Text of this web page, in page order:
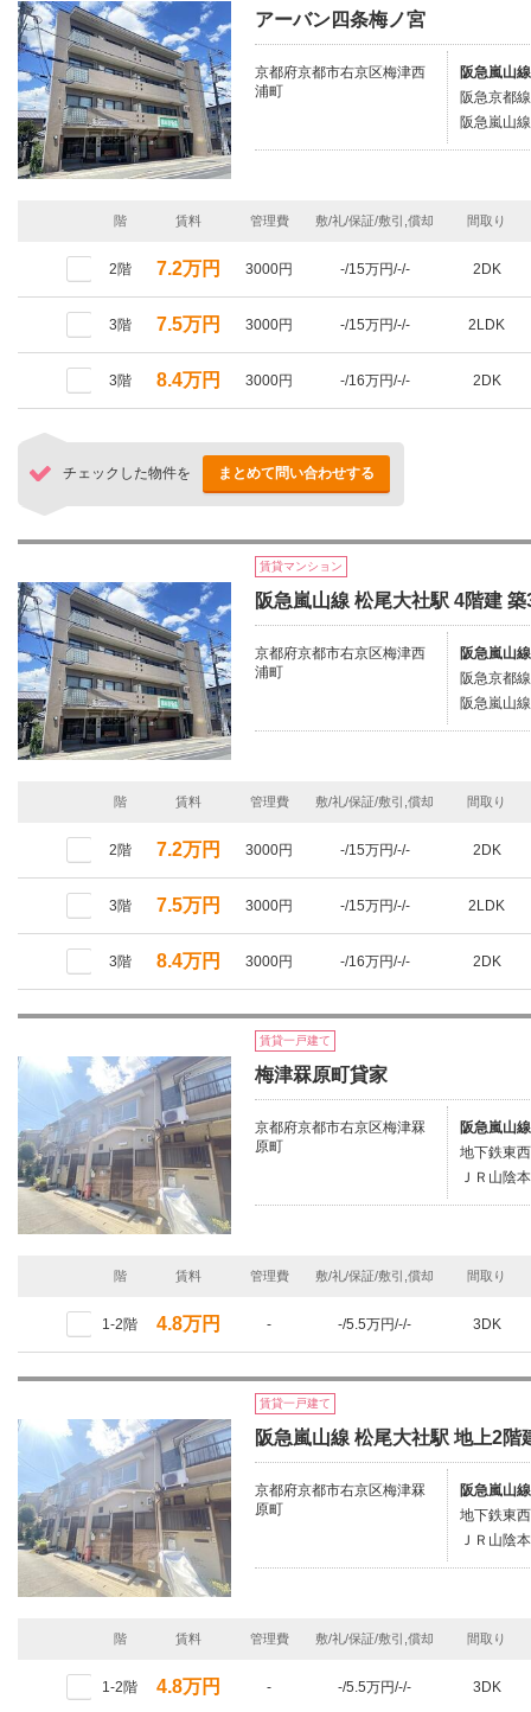
アーバン四条梅ノ宮
京都府京都市右京区梅津西
浦町
阪急嵐山
阪急京都
阪急嵐山
階 賃料 管理費 敷/礼/保証/敷引,償却 間取り
2階 7.2万円 3000円 -/15万円/-/- 2DK
3階 7.5万円 3000円 -/15万円/-/- 2LDK
3階 8.4万円 3000円 -/16万円/-/- 2DK
チェックした物件を まとめて問い合わせする
賃貸マンション
阪急嵐山線 松尾大社駅 4階建 築
京都府京都市右京区梅津西
浦町
阪急嵐山
阪急京都
阪急嵐山
階 賃料 管理費 敷/礼/保証/敷引,償却 間取り
2階 7.2万円 3000円 -/15万円/-/- 2DK
3階 7.5万円 3000円 -/15万円/-/- 2LDK
3階 8.4万円 3000円 -/16万円/-/- 2DK
賃貸一戸建て
梅津罧原町貸家
京都府京都市右京区梅津罧
原町
阪急嵐山
地下鉄東
ＪＲ山陰
階 賃料 管理費 敷/礼/保証/敷引,償却 間取り
1-2階 4.8万円 - -/5.5万円/-/- 3DK
賃貸一戸建て
阪急嵐山線 松尾大社駅 地上2階
京都府京都市右京区梅津罧
原町
阪急嵐山
地下鉄東
ＪＲ山陰
階 賃料 管理費 敷/礼/保証/敷引,償却 間取り
1-2階 4.8万円 - -/5.5万円/-/- 3DK